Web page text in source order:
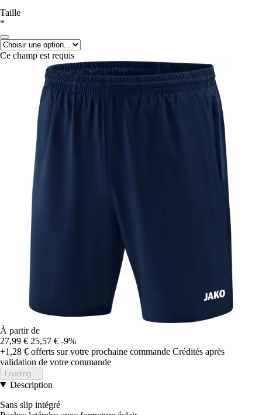
Taille
*
Ce champ est requis
À partir de
27,99 € 25,57 € -9%
+1,28 € offerts sur votre prochaine commande Crédités après
validation de votre commande
Loading...
Description
Sans slip intégré